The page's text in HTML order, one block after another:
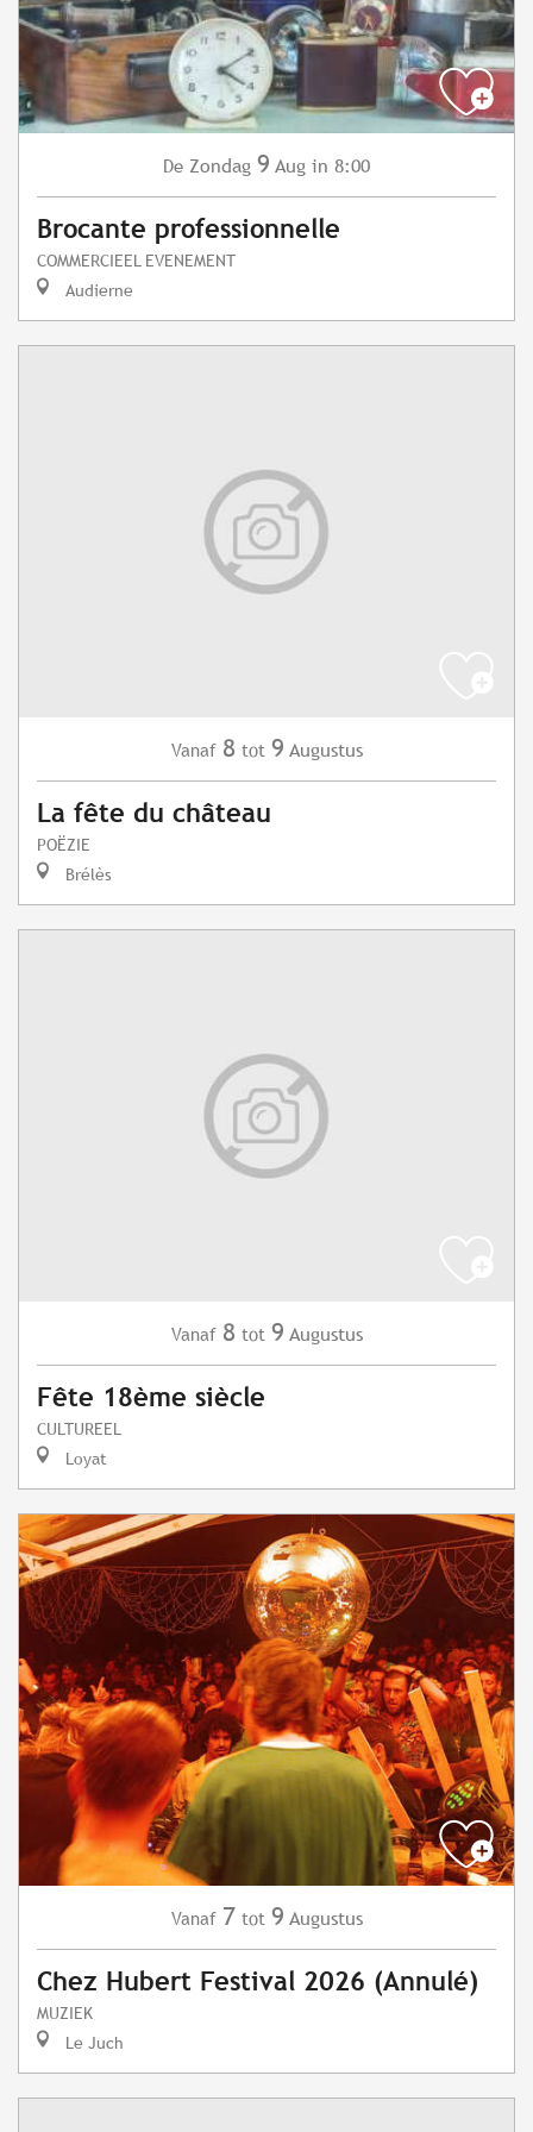
De Zondag 9 Aug in 8:00
Brocante professionnelle
COMMERCIEEL EVENEMENT
Audierne
Vanaf 8 tot 9 Augustus
La fête du château
POËZIE
Brélès
Vanaf 8 tot 9 Augustus
Fête 18ème siècle
CULTUREEL
Loyat
Vanaf 7 tot 9 Augustus
Chez Hubert Festival 2026 (Annulé)
MUZIEK
Le Juch